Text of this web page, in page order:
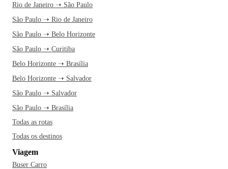
Rio de Janeiro ➝ São Paulo
São Paulo ➝ Rio de Janeiro
São Paulo ➝ Belo Horizonte
São Paulo ➝ Curitiba
Belo Horizonte ➝ Brasília
Belo Horizonte ➝ Salvador
São Paulo ➝ Salvador
São Paulo ➝ Brasília
Todas as rotas
Todas os destinos
Viagem
Buser Carro